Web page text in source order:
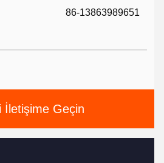
86-13863989651
İletişime Geçin